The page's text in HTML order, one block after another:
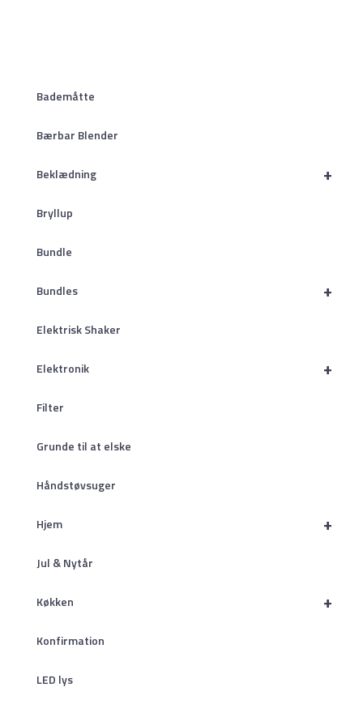
Bademåtte
Bærbar Blender
+
Beklædning
Bryllup
Bundle
+
Bundles
Elektrisk Shaker
+
Elektronik
Filter
Grunde til at elske
Håndstøvsuger
+
Hjem
Jul & Nytår
+
Køkken
Konfirmation
LED lys